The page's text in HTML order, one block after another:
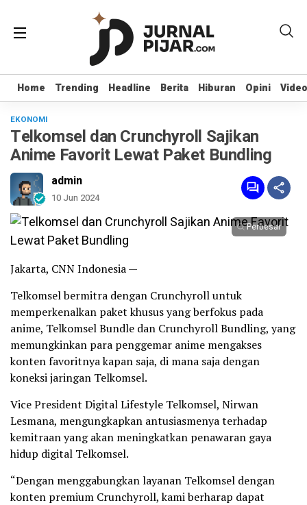
Home Trending Headline Berita Hiburan Opini Video
Home Trending Headline Berita Hiburan Opini Video
EKONOMI
Telkomsel dan Crunchyroll Sajikan
Anime Favorit Lewat Paket Bundling
admin
10 Jun 2024
Perbesar
Jakarta, CNN Indonesia —
Telkomsel bermitra dengan Crunchyroll untuk
memperkenalkan paket khusus yang berfokus pada
anime, Telkomsel Bundle dan Crunchyroll Bundling, yang
memungkinkan para penggemar anime mengakses
konten favoritnya kapan saja, di mana saja dengan
koneksi jaringan Telkomsel.
Vice President Digital Lifestyle Telkomsel, Nirwan
Lesmana, mengungkapkan antusiasmenya terhadap
kemitraan yang akan meningkatkan penawaran gaya
hidup digital Telkomsel.
“Dengan menggabungkan layanan Telkomsel dengan
konten premium Crunchyroll, kami berharap dapat